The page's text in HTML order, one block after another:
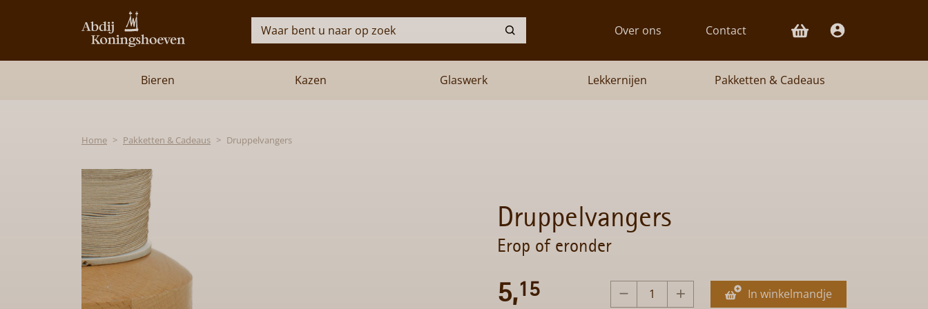
Pakketten & Cadeaus
Waar bent u naar op zoek Over ons Contact
Bieren Kazen Glaswerk Lekkernijen Pakketten & Cadeaus
Home Pakketten & Cadeaus Druppelvangers
Druppelvangers
Erop of eronder
5,15 In winkelmandje